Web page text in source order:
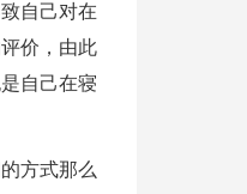
自己对在
价，由此
自己在寝
方式那么